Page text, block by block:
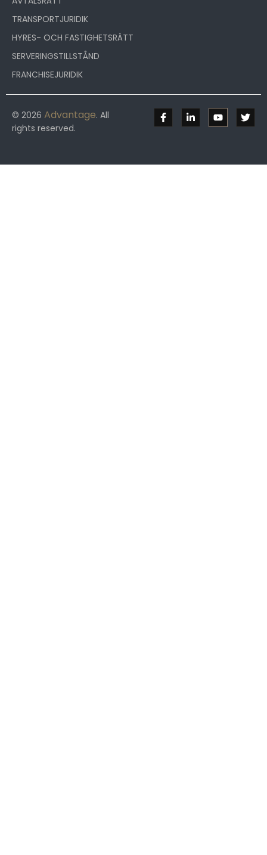
TRANSPORTJURIDIK
HYRES- OCH FASTIGHETSRÄTT
SERVERINGSTILLSTÅND
FRANCHISEJURIDIK
© 2026 Advantage. All
rights reserved.